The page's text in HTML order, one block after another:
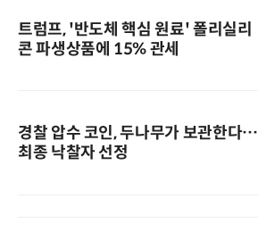
트럼프, '반도체 핵심 원료' 폴리실리
콘 파생상품에 15% 관세
경찰 압수 코인, 두나무가 보관한다…
최종 낙찰자 선정